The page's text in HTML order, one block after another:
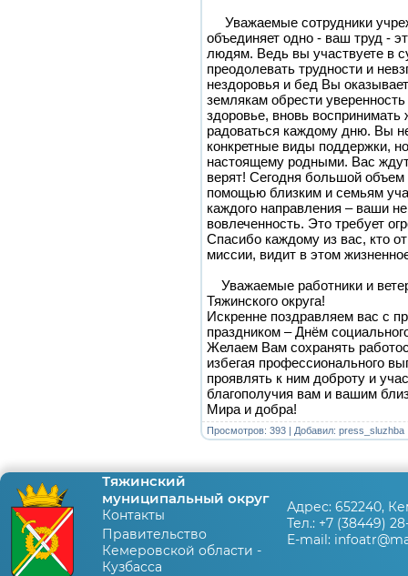
Уважаемые сотрудники
объединяет одно - ваш труд -
людям. Ведь вы участвуете в
преодолевать трудности и
нездоровья и бед Вы
землякам обрести
здоровье, вновь
радоваться каждому дню. Вы
конкретные виды поддержки,
настоящему родными. Вас
верят! Сегодня большой
помощью близким и семьям
каждого направления – ваши
вовлеченность. Это требует
Спасибо каждому из вас, кто
миссии, видит в этом
Уважаемые работники и
Тяжинского округа!
Искренне поздравляем вас с
праздником – Днём
Желаем Вам сохранять
избегая профессионального
проявлять к ним доброту и
благополучия вам и вашим
Мира и добра!
Просмотров: 393 | Добавил: press_sluzhba
Тяжинский
муниципальный округ
Контакты
Правительство
Кемеровской области -
Кузбасса
Адрес: 652240,
Тел.: +7 (38449)
E-mail: